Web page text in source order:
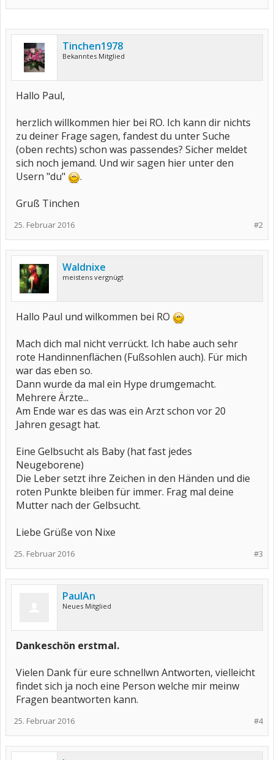
Tinchen1978
Bekanntes Mitglied
Hallo Paul,
herzlich willkommen hier bei RO. Ich kann dir nichts
zu deiner Frage sagen, fandest du unter Suche
(oben rechts) schon was passendes? Sicher meldet
sich noch jemand. Und wir sagen hier unter den
Usern "du"
.
Gruß Tinchen
#2
25. Februar 2016
Waldnixe
meistens vergnügt
Hallo Paul und wilkommen bei RO
Mach dich mal nicht verrückt. Ich habe auch sehr
rote Handinnenflächen (Fußsohlen auch). Für mich
war das eben so.
Dann wurde da mal ein Hype drumgemacht.
Mehrere Ärzte...
Am Ende war es das was ein Arzt schon vor 20
Jahren gesagt hat.
Eine Gelbsucht als Baby (hat fast jedes
Neugeborene)
Die Leber setzt ihre Zeichen in den Händen und die
roten Punkte bleiben für immer. Frag mal deine
Mutter nach der Gelbsucht.
Liebe Grüße von Nixe
#3
25. Februar 2016
PaulAn
Neues Mitglied
Dankeschön erstmal.
Vielen Dank für eure schnellwn Antworten, vielleicht
findet sich ja noch eine Person welche mir meinw
Fragen beantworten kann.
#4
25. Februar 2016